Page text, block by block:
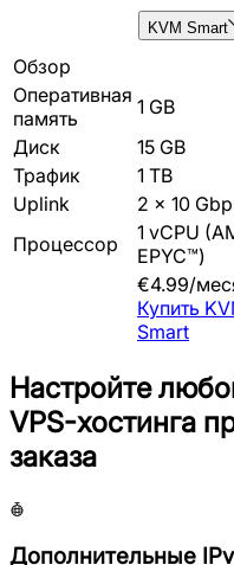
KVM Smart
Обзор
Оперативная
память
1 GB
Диск
15 GB
Трафик
1 TB
Uplink
2 x 10
Процессор
1 vCPU
EPYC™)
€4.99/
Купить
Smart
Настройте
VPS-хостинга
заказа
Дополнительные